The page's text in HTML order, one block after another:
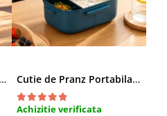
Suport decorativ inima cu mesaje, Cadou cu suflet Cutie de Pranz Portabila cu Compartimente
Achizitie verificata